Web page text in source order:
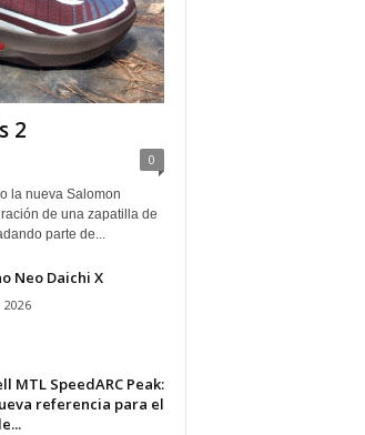
2
0
la nueva Salomon
de una zapatilla de
parte de...
Neo Daichi X
MTL SpeedARC Peak:
referencia para el